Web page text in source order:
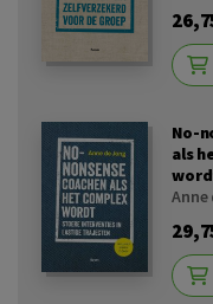
No-
als
Anne